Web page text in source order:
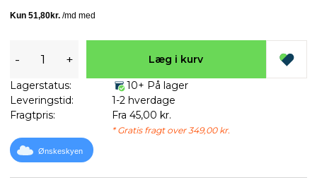
- + Læg i kurv
Lagerstatus:
10+ På lager
Leveringstid:
1-2 hverdage
Fragtpris:
Fra 45,00 kr.
* Gratis fragt over 349,00 kr.
Ønskeskyen